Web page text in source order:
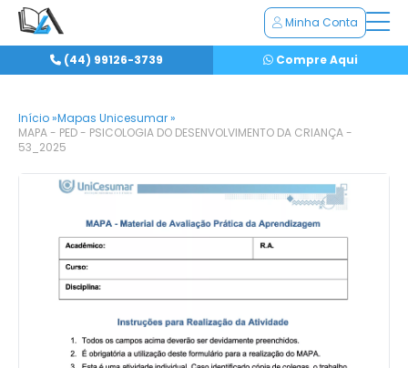
Minha Conta
(44) 99126-3739 Compre Aqui
Início »Mapas Unicesumar »
MAPA - PED - PSICOLOGIA DO DESENVOLVIMENTO DA CRIANÇA -
53_2025